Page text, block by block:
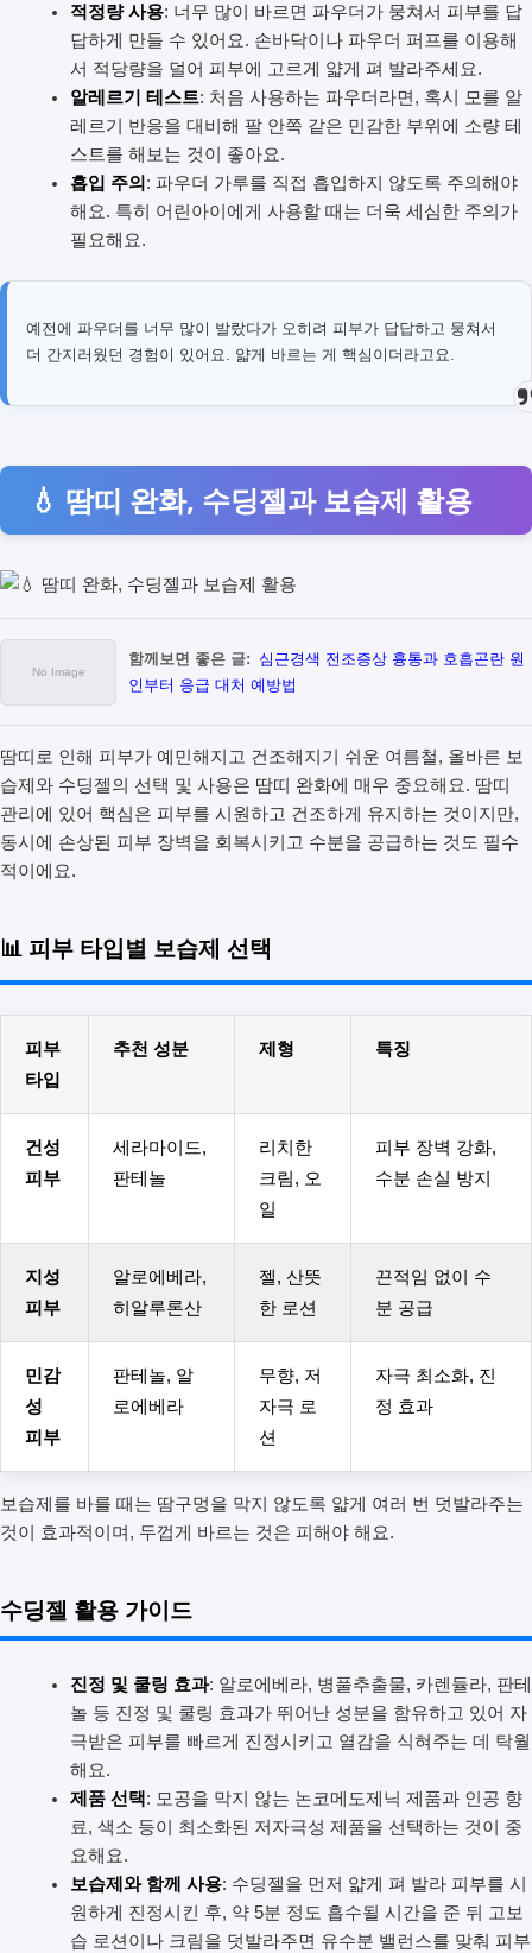
적정량 사용: 너무 많이 바르면 파우더가 뭉쳐서 피부를 답
답하게 만들 수 있어요. 손바닥이나 파우더 퍼프를 이용해
서 적당량을 덜어 피부에 고르게 얇게 펴 발라주세요.
알레르기 테스트: 처음 사용하는 파우더라면, 혹시 모를 알
레르기 반응을 대비해 팔 안쪽 같은 민감한 부위에 소량 테
스트를 해보는 것이 좋아요.
흡입 주의 : 파우더 가루를 직접 흡입하지 않도록 주의해야
해요. 특히 어린아이에게 사용할 때는 더욱 세심한 주의가
필요해요.
예전에 파우더를 너무 많이 발랐다가 오히려 피부가 답답하고 뭉쳐서
더 간지러웠던 경험이 있어요. 얇게 바르는 게 핵심이더라고요.
💧 땀띠 완화, 수딩젤과 보습제 활용
함께보면 좋은 글: 심근경색 전조증상 흉통과 호흡곤란 원
인부터 응급 대처 예방법
땀띠로 인해 피부가 예민해지고 건조해지기 쉬운 여름철, 올바른 보
습제와 수딩젤의 선택 및 사용은 땀띠 완화에 매우 중요해요. 땀띠
관리에 있어 핵심은 피부를 시원하고 건조하게 유지하는 것이지만,
동시에 손상된 피부 장벽을 회복시키고 수분을 공급하는 것도 필수
적이에요.
📊 피부 타입별 보습제 선택
피부
타입
추천 성분 제형 특징
건성
피부
세라마이드,
판테놀
리치한
크림, 오
일
피부 장벽 강화,
수분 손실 방지
지성
피부
알로에베라,
히알루론산
젤, 산뜻
한 로션
끈적임 없이 수
분 공급
민감
성
피부
판테놀, 알
로에베라
무향, 저
자극 로
션
자극 최소화, 진
정 효과
보습제를 바를 때는 땀구멍을 막지 않도록 얇게 여러 번 덧발라주는
것이 효과적이며, 두껍게 바르는 것은 피해야 해요.
수딩젤 활용 가이드
진정 및 쿨링 효과: 알로에베라, 병풀추출물, 카렌듈라, 판테
놀 등 진정 및 쿨링 효과가 뛰어난 성분을 함유하고 있어 자
극받은 피부를 빠르게 진정시키고 열감을 식혀주는 데 탁월
해요.
제품 선택: 모공을 막지 않는 논코메도제닉 제품과 인공 향
료, 색소 등이 최소화된 저자극성 제품을 선택하는 것이 중
요해요.
보습제와 함께 사용: 수딩젤을 먼저 얇게 펴 발라 피부를 시
원하게 진정시킨 후, 약 5분 정도 흡수될 시간을 준 뒤 고보
습 로션이나 크림을 덧발라주면 유수분 밸런스를 맞춰 피부